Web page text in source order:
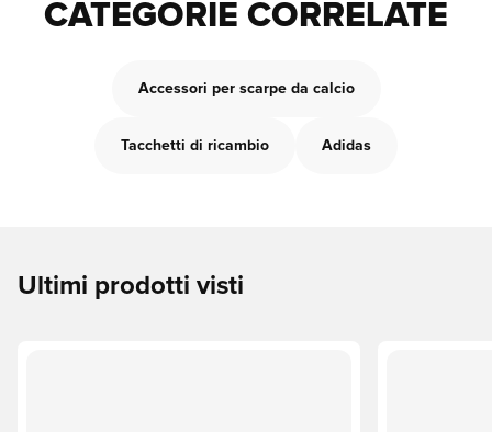
CATEGORIE CORRELATE
Accessori per scarpe da calcio
Tacchetti di ricambio Adidas
Ultimi prodotti visti